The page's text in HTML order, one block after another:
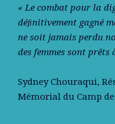
« Le combat pour la
déﬁnitivement gagné
ne soit jamais perdu
des femmes sont prêts
Sydney Chouraqui,
Mémorial du Camp